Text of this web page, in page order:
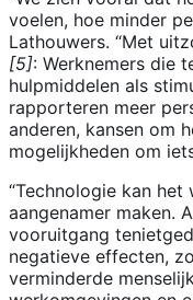
voelen, hoe minder
Lathouwers. “Met
[5]: Werknemers die
hulpmiddelen als
rapporteren meer
anderen, kansen om
mogelijkheden om
“Technologie kan
aangenamer maken.
vooruitgang
negatieve effecten,
verminderde